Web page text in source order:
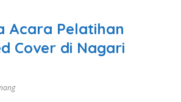
Acara Pelatihan
Cover di Nagari